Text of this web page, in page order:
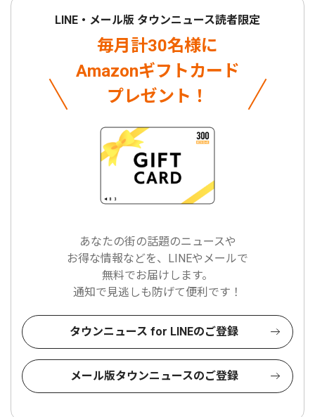
LINE・メール版 タウンニュース読者限定
毎月計30名様に
Amazonギフトカード
プレゼント！
あなたの街の話題のニュースや
お得な情報などを、LINEやメールで
無料でお届けします。
通知で見逃しも防げて便利です！
タウンニュース for LINEのご登録
メール版タウンニュースのご登録